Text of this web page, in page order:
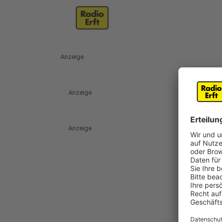
Anzeige
Anzeige
Anzeige